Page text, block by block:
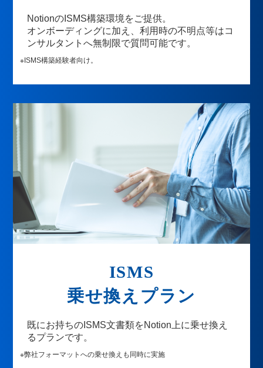
NotionのISMS構築環境をご提供。
オンボーディングに加え、利用時の不明点等はコ
ンサルタントへ無制限で質問可能です。
※ISMS構築経験者向け。
ISMS
乗せ換えプラン
既にお持ちのISMS文書類をNotion上に乗せ換え
るプランです。
※弊社フォーマットへの乗せ換えも同時に実施